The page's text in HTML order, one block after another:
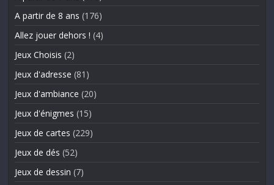
A partir de 8 ans (176)
Allez jouer dehors ! (4)
Jeux Choisis (2)
Jeux d'adresse (81)
Jeux d'ambiance (20)
Jeux d'énigmes (15)
Jeux de cartes (229)
Jeux de dés (52)
Jeux de dessin (7)